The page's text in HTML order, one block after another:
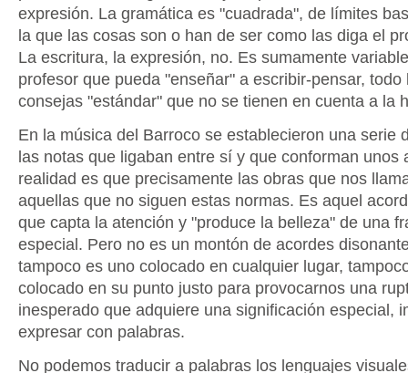
expresión. La gramática es "cuadrada", de límites
la que las cosas son o han de ser como las diga el
La escritura, la expresión, no. Es sumamente
profesor que pueda "enseñar" a escribir-pensar, todo
consejas "estándar" que no se tienen en cuenta a la
En la música del Barroco se establecieron una serie
las notas que ligaban entre sí y que conforman unos
realidad es que precisamente las obras que nos
aquellas que no siguen estas normas. Es aquel
que capta la atención y "produce la belleza" de una
especial. Pero no es un montón de acordes
tampoco es uno colocado en cualquier lugar,
colocado en su punto justo para provocarnos una
inesperado que adquiere una significación especial,
expresar con palabras.
No podemos traducir a palabras los lenguajes